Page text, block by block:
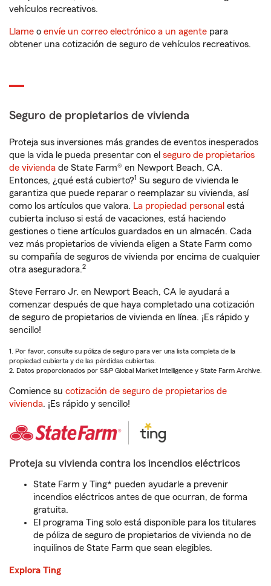
vehículos recreativos.
Llame o envíe un correo electrónico a un agente para
obtener una cotización de seguro de vehículos recreativos.
Seguro de propietarios de vivienda
Proteja sus inversiones más grandes de eventos inesperados
que la vida le pueda presentar con el seguro de propietarios
de vivienda de State Farm® en Newport Beach, CA.
Entonces, ¿qué está cubierto?1 Su seguro de vivienda le
garantiza que puede reparar o reemplazar su vivienda, así
como los artículos que valora. La propiedad personal está
cubierta incluso si está de vacaciones, está haciendo
gestiones o tiene artículos guardados en un almacén. Cada
vez más propietarios de vivienda eligen a State Farm como
su compañía de seguros de vivienda por encima de cualquier
otra aseguradora.2
Steve Ferraro Jr. en Newport Beach, CA le ayudará a
comenzar después de que haya completado una cotización
de seguro de propietarios de vivienda en línea. ¡Es rápido y
sencillo!
1. Por favor, consulte su póliza de seguro para ver una lista completa de la
propiedad cubierta y de las pérdidas cubiertas.
2. Datos proporcionados por S&P Global Market Intelligence y State Farm Archive.
Comience su cotización de seguro de propietarios de
vivienda. ¡Es rápido y sencillo!
Proteja su vivienda contra los incendios eléctricos
State Farm y Ting* pueden ayudarle a prevenir
incendios eléctricos antes de que ocurran, de forma
gratuita.
El programa Ting solo está disponible para los titulares
de póliza de seguro de propietarios de vivienda no de
inquilinos de State Farm que sean elegibles.
Explora Ting